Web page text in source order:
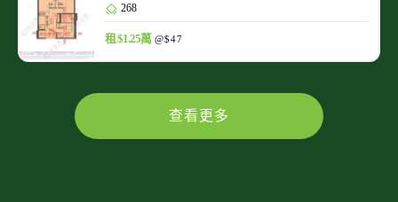
268
租 $1.25萬 @$47
查看更多